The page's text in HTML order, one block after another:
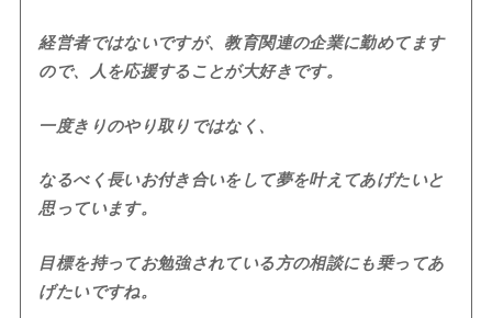
経営者ではないですが、教育関連の企業に勤めてます
ので、人を応援することが大好きです。
一度きりのやり取りではなく、
なるべく長いお付き合いをして夢を叶えてあげたいと
思っています。
目標を持ってお勉強されている方の相談にも乗ってあ
げたいですね。